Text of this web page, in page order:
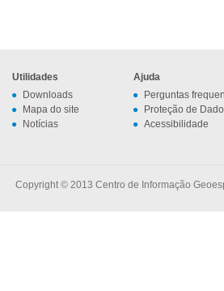
Utilidades
Downloads
Mapa do site
Notícias
Ajuda
Perguntas
Proteção de
Acessibilidade
Copyright © 2013 Centro de Informação